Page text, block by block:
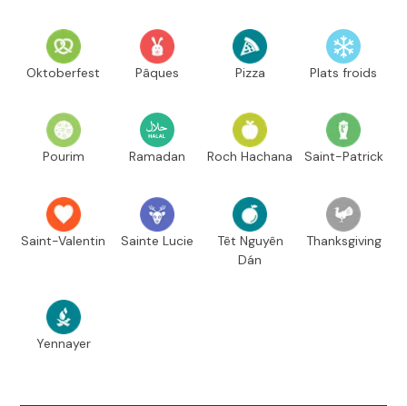
Oktoberfest Pâques Pizza Plats froids
Pourim Ramadan Roch Hachana Saint-Patrick
Saint-Valentin Sainte Lucie
Têt Nguyên
Dán
Thanksgiving
Yennayer